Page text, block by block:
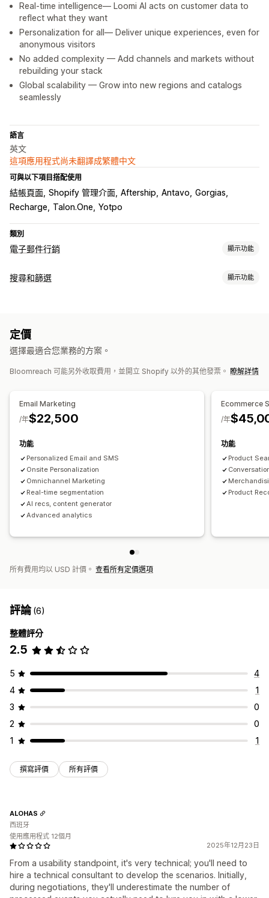
Real-time intelligence— Loomi AI acts on customer data to
reflect what they want
Personalization for all— Deliver unique experiences, even for
anonymous visitors
No added complexity — Add channels and markets without
rebuilding your stack
Global scalability — Grow into new regions and catalogs
seamlessly
語言
英文
這項應用程式尚未翻譯成繁體中文
可與以下項目搭配使用
結帳頁面 Shopify 管理介面 Aftership Antavo Gorgias
Recharge
Talon.One Yotpo
類別
電子郵件行銷 顯示功能
行銷活動類型
放棄的購物車
降價電子郵件 補貨電子郵件
連續電子郵件行銷活動 問卷調查 自訂行銷活動
編輯工具 範本 AI 生成內容
自訂字型
大量編輯 匯入和匯出
電子郵件收集清單
自動化
目標設定 地理位置 分群 標記
深入分析與秘訣
分析
A/B 測試 API 與 Webhook
搜尋和篩選 顯示功能
停用詞
個人化搜尋 自訂排名 搜尋列
顯示畫面自訂內容
自訂篩選條件 搜尋結果頁面
AI 深入分析
即時分析 行為深入分析 多組搜尋查詢
定價
選擇最適合您業務的方案。
Bloomreach 可能另外收取費用，並開立 Shopify 以外的其他發票。 瞭解詳情
Email Marketing
$22,500
/年
功能
Personalized Email and SMS
Onsite Personalization
Omnichannel Marketing
Real-time segmentation
AI recs, content generator
Advanced analytics
Ecommerce
/年
功能
Product
Product
所有費用均以 USD 計價。 查看所有定價選項
評論(6)
整體評分
2.5
5
4
4
1
3
0
2
0
1
1
撰寫評價 所有評價
2025年12月23日
From a usability standpoint, it's very technical; you'll need to
hire a technical consultant to develop the scenarios. Initially,
during negotiations, they'll underestimate the number of
ALOHAS
西班牙
使用應用程式 12個月